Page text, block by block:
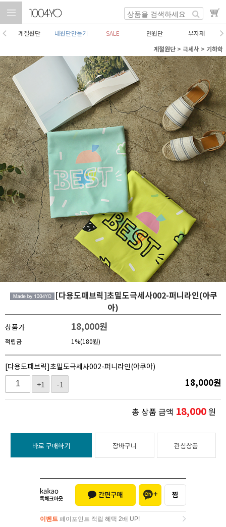
계절원단 내원단만들기 SALE 면원단
부자재
계절원단 > 극세사 > 기하학
[다용도패브릭]초밀도극세사002-퍼니라인(아쿠
아)
상품가 18,000원
적립금 1%(180원)
[다용도패브릭]초밀도극세사002-퍼니라인(아쿠아)
+1
-1 18,000원
총 상품 금액 18,000원
바로 구매하기 장바구니 관심상품
이벤트 페이포인트 적립 혜택 2배 UP!